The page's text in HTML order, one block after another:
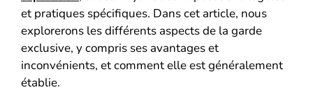
et pratiques spécifiques. Dans cet article, nous
explorerons les différents aspects de la garde
exclusive, y compris ses avantages et
inconvénients, et comment elle est généralement
établie.